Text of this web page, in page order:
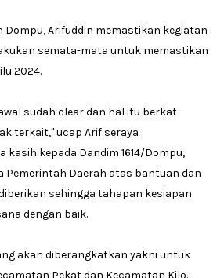
Dompu, Arifuddin memastikan kegiatan
semata-mata untuk memastikan
2024.
sudah clear dan hal itu berkat
terkait," ucap Arif seraya
kepada Dandim 1614/Dompu,
Pemerintah Daerah atas bantuan dan
sehingga tahapan kesiapan
dengan baik.
akan diberangkatkan yakni untuk
Pekat dan Kecamatan Kilo.